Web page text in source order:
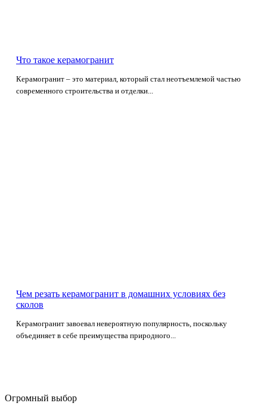
Что такое керамогранит
Керамогранит – это материал, который стал неотъемлемой частью
современного строительства и отделки...
Чем резать керамогранит в домашних условиях без
сколов
Керамогранит завоевал невероятную популярность, поскольку
объединяет в себе преимущества природного...
Огромный выбор